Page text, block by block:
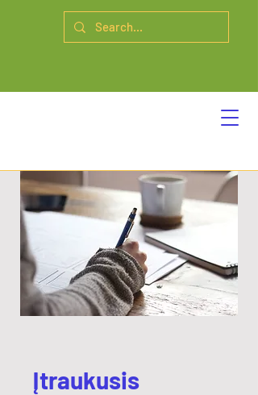
Įtraukusis